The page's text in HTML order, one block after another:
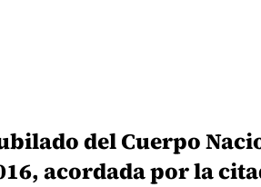
del Cuerpo
acordada por la